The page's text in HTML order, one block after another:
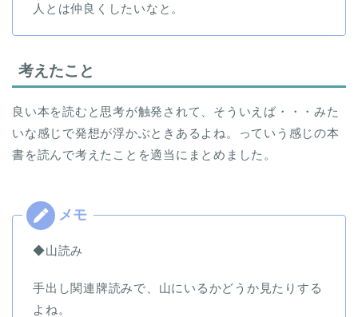
人とは仲良くしたいなと。
考えたこと
良い本を読むと思考が触発されて、そういえば・・・みた
いな感じで発想が浮かぶときあるよね。っていう感じの本
書を読んで考えたことを適当にまとめました。
◆山読み
手出し関連牌読みで、山にいるかどうか見たりする
よね。